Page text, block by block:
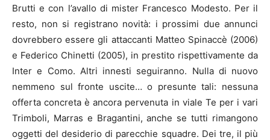
Brutti e con l’avallo di mister Francesco Modesto. Per il
resto, non si registrano novità: i prossimi due annunci
dovrebbero essere gli attaccanti Matteo Spinaccè (2006)
e Federico Chinetti (2005), in prestito rispettivamente da
Inter e Como. Altri innesti seguiranno. Nulla di nuovo
nemmeno sul fronte uscite… o presunte tali: nessuna
offerta concreta è ancora pervenuta in viale Te per i vari
Trimboli, Marras e Bragantini, anche se tutti rimangono
oggetti del desiderio di parecchie squadre. Dei tre, il più